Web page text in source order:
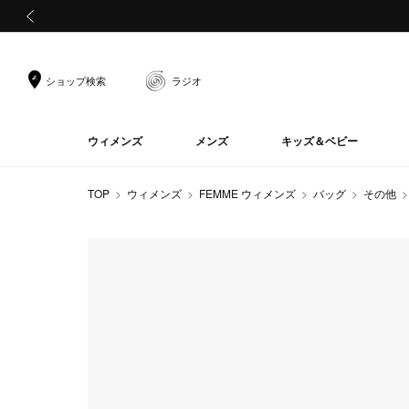
ショップ検索 ラジオ
ウィメンズ メンズ キッズ＆ベビー
TOP ウィメンズ FEMME ウィメンズ バッグ その他